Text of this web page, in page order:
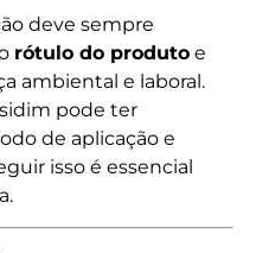
deve sempre
rótulo do produto e
ambiental e laboral.
pode ter
de aplicação e
isso é essencial